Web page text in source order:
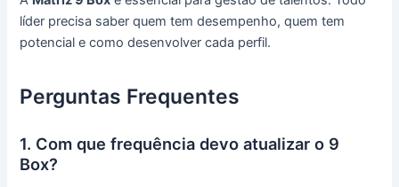
líder precisa saber quem tem desempenho, quem tem
potencial e como desenvolver cada perfil.
Perguntas Frequentes
1. Com que frequência devo atualizar o 9
Box?